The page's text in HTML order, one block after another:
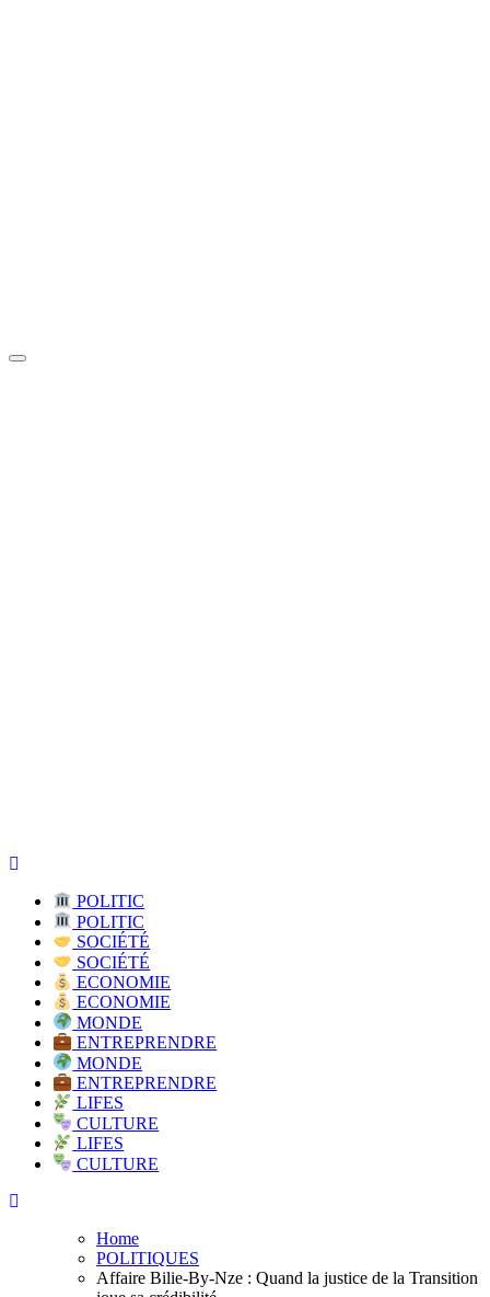
Claire Newman
POLITIC
POLITIC
SOCIÉTÉ
SOCIÉTÉ
ECONOMIE
ECONOMIE
MONDE
ENTREPRENDRE
MONDE
ENTREPRENDRE
LIFES
CULTURE
LIFES
CULTURE
Home
POLITIQUES
Affaire Bilie-By-Nze : Quand la justice de la Transition